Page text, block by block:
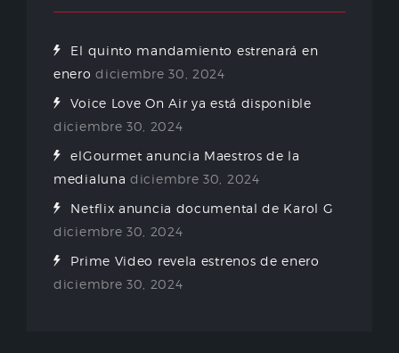
El quinto mandamiento estrenará en
enero diciembre 30, 2024
Voice Love On Air ya está disponible
diciembre 30, 2024
elGourmet anuncia Maestros de la
medialuna diciembre 30, 2024
Netflix anuncia documental de Karol G
diciembre 30, 2024
Prime Video revela estrenos de enero
diciembre 30, 2024